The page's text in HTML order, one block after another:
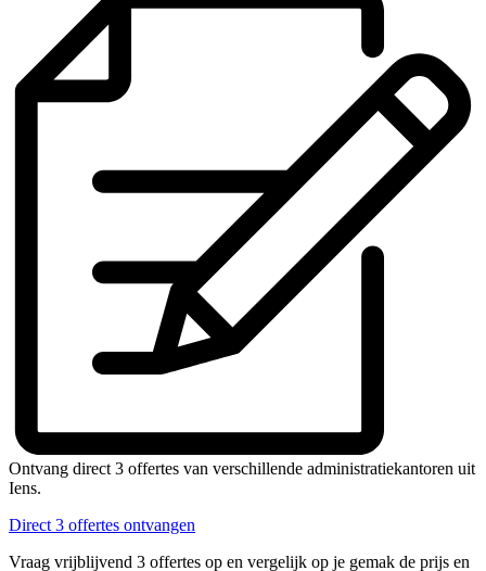
Ontvang direct 3 offertes van verschillende administratiekantoren uit
Iens.
Direct 3 offertes ontvangen
Vraag vrijblijvend 3 offertes op en vergelijk op je gemak de prijs en